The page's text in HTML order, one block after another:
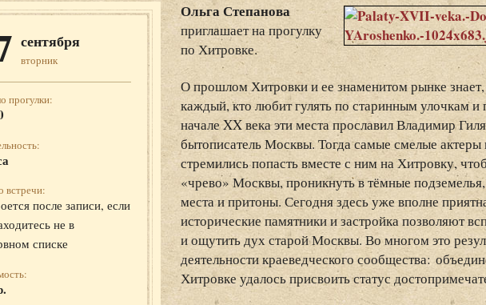
сентября
вторник
прогулки:
встречи:
после записи, если
не в
списке
Ольга Степанова
приглашает на прогулку
по Хитровке.
О прошлом Хитровки и ее знаменитом рынке
каждый, кто любит гулять по старинным улочкам
начале XX века эти места прославил Владимир
бытописатель Москвы. Тогда самые смелые актеры
стремились попасть вместе с ним на Хитровку,
«чрево» Москвы, проникнуть в тёмные подземелья,
места и притоны. Сегодня здесь уже вполне
исторические памятники и застройка позволяют
и ощутить дух старой Москвы. Во многом это
деятельности краеведческого сообщества:
Хитровке удалось присвоить статус